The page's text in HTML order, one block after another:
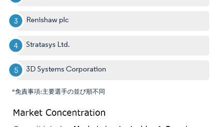
Renishaw plc
Stratasys Ltd.
3D Systems Corporation
*免責事項:主要選手の並び順不同